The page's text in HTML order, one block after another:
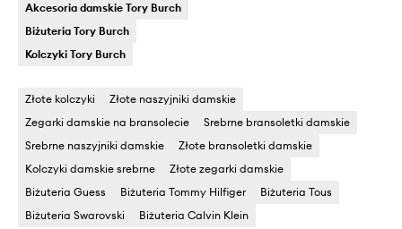
Akcesoria damskie Tory Burch
Biżuteria Tory Burch
Kolczyki Tory Burch
Złote kolczyki
Złote naszyjniki damskie
Zegarki damskie na bransolecie
Srebrne bransoletki damskie
Srebrne naszyjniki damskie
Złote bransoletki damskie
Kolczyki damskie srebrne
Złote zegarki damskie
Biżuteria Guess
Biżuteria Tommy Hilfiger
Biżuteria Tous
Biżuteria Swarovski
Biżuteria Calvin Klein